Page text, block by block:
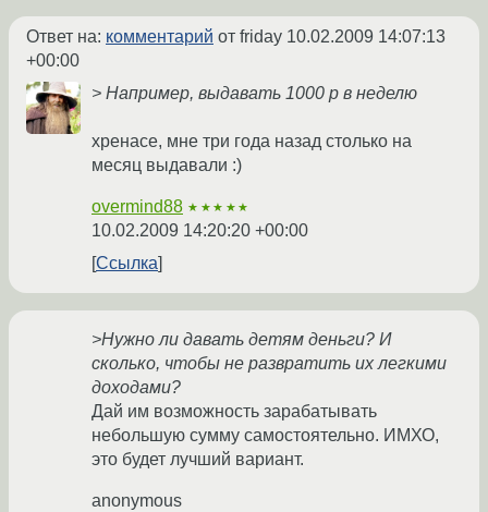
Ответ на: комментарий от friday 10.02.2009 14:07:13
+00:00
> Например, выдавать 1000 р в неделю
хренасе, мне три года назад столько на
месяц выдавали :)
overmind88 ★★★★★
10.02.2009 14:20:20 +00:00
Ссылка
>Нужно ли давать детям деньги? И
сколько, чтобы не развратить их легкими
доходами?
Дай им возможность зарабатывать
небольшую сумму самостоятельно. ИМХО,
это будет лучший вариант.
anonymous